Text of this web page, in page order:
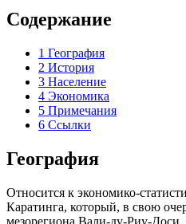
Содержание
1 География
2 История
3 Население
4 Экономика
5 Примечания
6 Ссылки
География
Относится к экономико-
Каратинга, который, в свою
мезорегиона Вали-ду-Риу-Доси.